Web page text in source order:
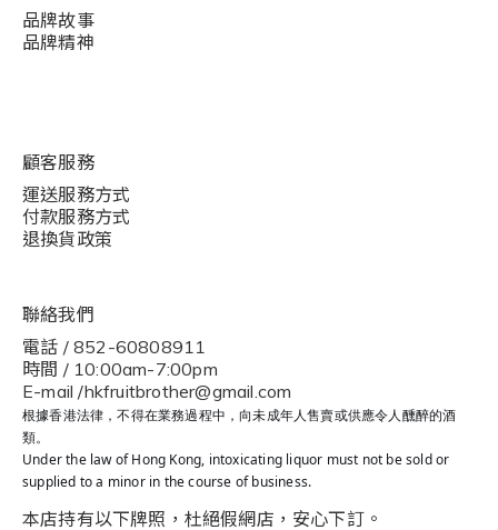
品牌故事
品牌精神
顧客服務
運送服務方式
付款服務方式
退換貨政策
聯絡我們
電話 / 852-60808911
時間 / 10:00am-7:00pm
E-mail /hkfruitbrother@gmail.com
根據香港法律，不得在業務過程中，向未成年人售賣或供應令人醺醉的酒
類。
Under the law of Hong Kong, intoxicating liquor must not be sold or
supplied to a minor in the course of business.
本店持有以下牌照，杜絕假網店，安心下訂。